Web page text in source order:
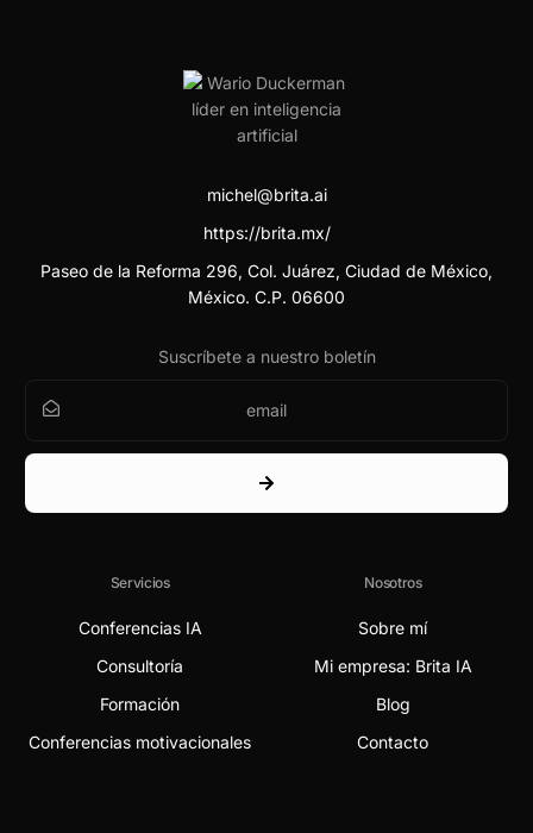
michel@brita.ai
https://brita.mx/
Paseo de la Reforma 296, Col. Juárez, Ciudad de México,
México. C.P. 06600
Suscríbete a nuestro boletín
Servicios
Conferencias IA
Consultoría
Formación
Conferencias motivacionales
Nosotros
Sobre mí
Mi empresa: Brita IA
Blog
Contacto